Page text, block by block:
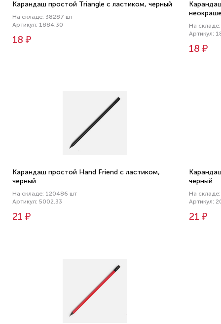
Карандаш простой Triangle с ластиком, черный
На складе: 38287 шт
Артикул: 1884.30
18 ₽
На
Артикул:
18 ₽
Карандаш простой Hand Friend с ластиком,
черный
На складе: 120486 шт
Артикул: 5002.33
21 ₽
черный
На
Артикул:
21 ₽